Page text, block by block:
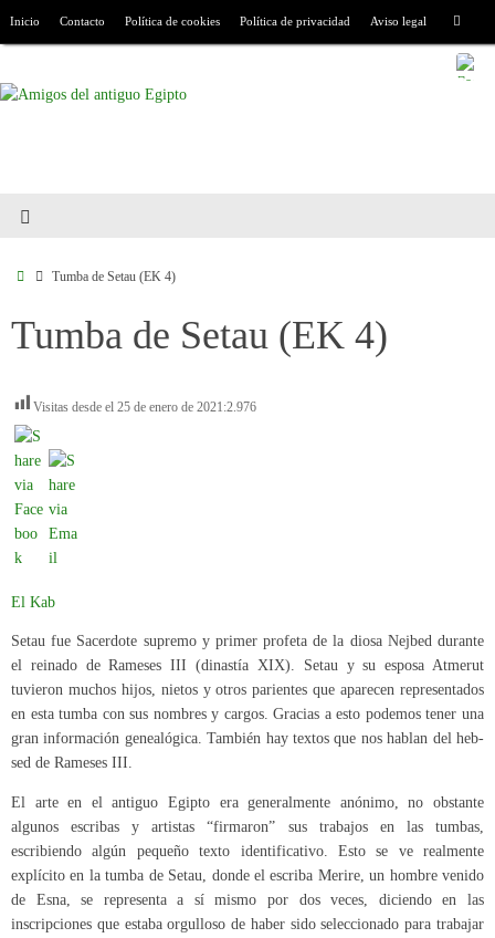
Inicio Contacto Política de cookies Política de privacidad Aviso legal
Tumba de Setau (EK 4)
Tumba de Setau (EK 4)
Visitas desde el 25 de enero de 2021:2.976
El Kab
Setau fue Sacerdote supremo y primer profeta de la diosa Nejbed durante
el reinado de Rameses III (dinastía XIX). Setau y su esposa Atmerut
tuvieron muchos hijos, nietos y otros parientes que aparecen representados
en esta tumba con sus nombres y cargos. Gracias a esto podemos tener una
gran información genealógica. También hay textos que nos hablan del heb-
sed de Rameses III.
El arte en el antiguo Egipto era generalmente anónimo, no obstante
algunos escribas y artistas “firmaron” sus trabajos en las tumbas,
escribiendo algún pequeño texto identificativo. Esto se ve realmente
explícito en la tumba de Setau, donde el escriba Merire, un hombre venido
de Esna, se representa a sí mismo por dos veces, diciendo en las
inscripciones que estaba orgulloso de haber sido seleccionado para trabajar